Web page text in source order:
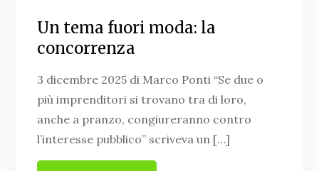
Un tema fuori moda: la
concorrenza
3 dicembre 2025 di Marco Ponti “Se due o
più imprenditori si trovano tra di loro,
anche a pranzo, congiureranno contro
l’interesse pubblico” scriveva un […]